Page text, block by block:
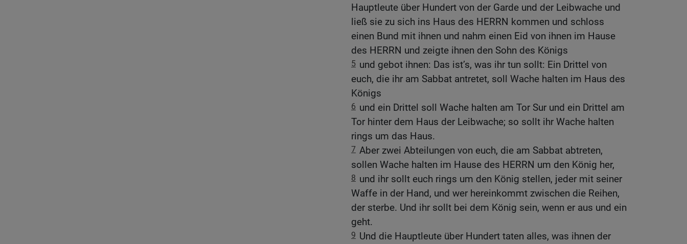
Hauptleute über Hundert von der Garde und der Leibwache und
ließ sie zu sich ins Haus des HERRN kommen und schloss
einen Bund mit ihnen und nahm einen Eid von ihnen im Hause
des HERRN und zeigte ihnen den Sohn des Königs
5 und gebot ihnen: Das ist’s, was ihr tun sollt: Ein Drittel von
euch, die ihr am Sabbat antretet, soll Wache halten im Haus des
Königs
6 und ein Drittel soll Wache halten am Tor Sur und ein Drittel am
Tor hinter dem Haus der Leibwache; so sollt ihr Wache halten
rings um das Haus.
7 Aber zwei Abteilungen von euch, die am Sabbat abtreten,
sollen Wache halten im Hause des HERRN um den König her,
8 und ihr sollt euch rings um den König stellen, jeder mit seiner
Waffe in der Hand, und wer hereinkommt zwischen die Reihen,
der sterbe. Und ihr sollt bei dem König sein, wenn er aus und ein
geht.
9 Und die Hauptleute über Hundert taten alles, was ihnen der